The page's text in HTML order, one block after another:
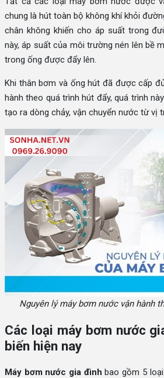
chung là hút toàn bộ không khí khỏi
chân không khiến cho áp suất trong
này, áp suất của môi trường nén lên bề
trong ống được đẩy lên.
Khi thân bơm và ống hút đã được cấp
hành theo quá trình hút đẩy, quá trình
tạo ra dòng chảy, vận chuyển nước từ vị
Nguyên lý máy bơm nước vận hành
Các loại máy bơm nước
biến hiện nay
Máy bơm nước gia đình bao gồm 5